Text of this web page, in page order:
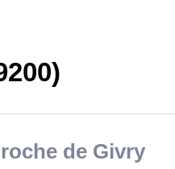
de Givry